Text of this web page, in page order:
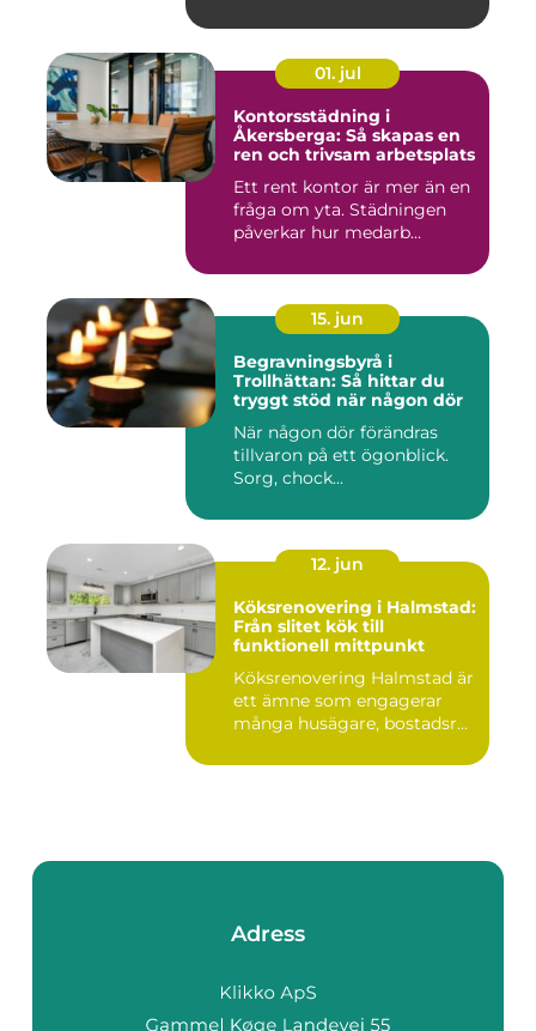
01. jul
Kontorsstädning i
Åkersberga: Så skapas en
ren och trivsam arbetsplats
Ett rent kontor är mer än en
fråga om yta. Städningen
påverkar hur medarb...
15. jun
Begravningsbyrå i
Trollhättan: Så hittar du
tryggt stöd när någon dör
När någon dör förändras
tillvaron på ett ögonblick.
Sorg, chock...
12. jun
Köksrenovering i Halmstad:
Från slitet kök till
funktionell mittpunkt
Köksrenovering Halmstad är
ett ämne som engagerar
många husägare, bostadsr...
Adress